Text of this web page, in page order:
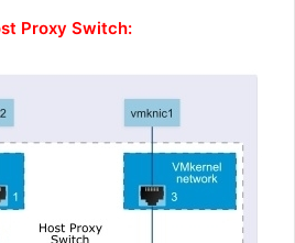
Proxy Switch: